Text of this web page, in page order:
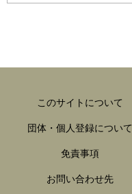
このサイトについて
団体・個人登録について
免責事項
お問い合わせ先